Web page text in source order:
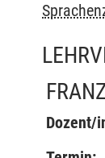
Dozent/